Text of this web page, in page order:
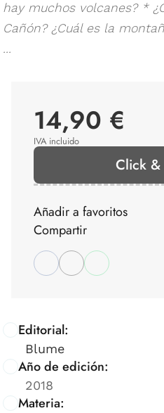
hay muchos volcanes? *
Cañón? ¿Cuál es la
...
Editorial:
Blume
Año de edición:
2018
Materia:
14,90 €
IVA incluido
Click
Añadir a favoritos
Compartir